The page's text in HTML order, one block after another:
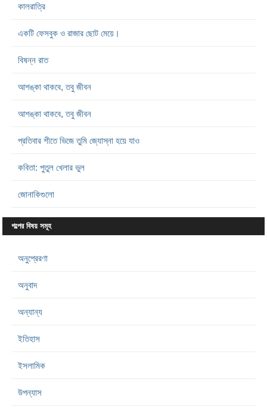
কালরাত্রি
একটি ফেসবুক ও রাজার ছোট মেয়ে।
বিষন্ন রাত
আশঙ্কা থাকবে, তবু জীবন
আশঙ্কা থাকবে, তবু জীবন
প্রতিবার শীতে ভিজে তুমি জ্যোস্না হয়ে যাও
কবিতা: পুতুল খেলার ভুল
জোনাকিগুলো
গল্পের বিষয় সমূহ
অনুপ্রেরণা
অনুবাদ
অন্যান্য
ইতিহাস
ইসলামিক
উপন্যাস